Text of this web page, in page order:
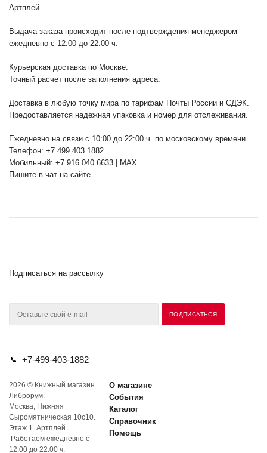
Артплей.
Выдача заказа происходит после подтверждения менеджером
ежедневно с 12:00 до 22:00 ч.
Курьерская доставка по Москве:
Точный расчет после заполнения адреса.
Доставка в любую точку мира по тарифам Почты России и СДЭК.
Предоставляется надежная упаковка и номер для отслеживания.
Ежедневно на связи с 10:00 до 22:00 ч. по московскому времени.
Телефон: +7 499 403 1882
Мобильный: +7 916 040 6633 | MAX
Пишите в чат на сайте
Подписаться на рассылку
+7-499-403-1882
2026 © Книжный магазин
Либрорум.
Москва, Нижняя
Сыромятническая 10с10.
Этаж 1. Артплей
Работаем ежедневно с
12:00 до 22:00 ч.
О магазине
События
Каталог
Справочник
Помощь